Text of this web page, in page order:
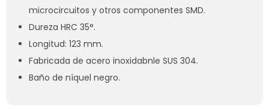
microcircuitos y otros componentes SMD.
Dureza HRC 35°.
Longitud: 123 mm.
Fabricada de acero inoxidabnle SUS 304.
Baño de níquel negro.